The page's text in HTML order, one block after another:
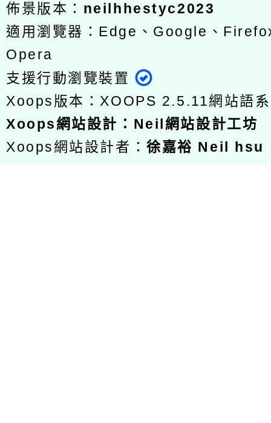
佈景版本： neilhhestyc2023
適用瀏覽器：Edge、Google、
Opera
支援行動瀏覽裝置
Xoops版本：XOOPS 2.5.11網站語
Xoops網站設計 ： Neil網站設計工坊
Xoops網站設計者：徐嘉裕 Neil hsu